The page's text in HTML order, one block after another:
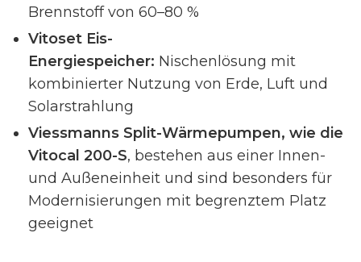
Brennstoff von 60–80 %
Vitoset Eis-
Energiespeicher: Nischenlösung mit
kombinierter Nutzung von Erde, Luft und
Solarstrahlung
Viessmanns Split-Wärmepumpen, wie die
Vitocal 200-S, bestehen aus einer Innen-
und Außeneinheit und sind besonders für
Modernisierungen mit begrenztem Platz
geeignet